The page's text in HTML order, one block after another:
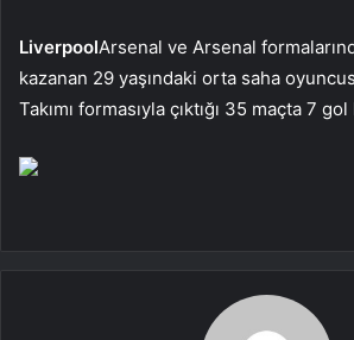
LiverpoolArsenal ve Arsenal
kazanan 29 yaşındaki orta saha
Takımı formasıyla çıktığı 35 maçta 7